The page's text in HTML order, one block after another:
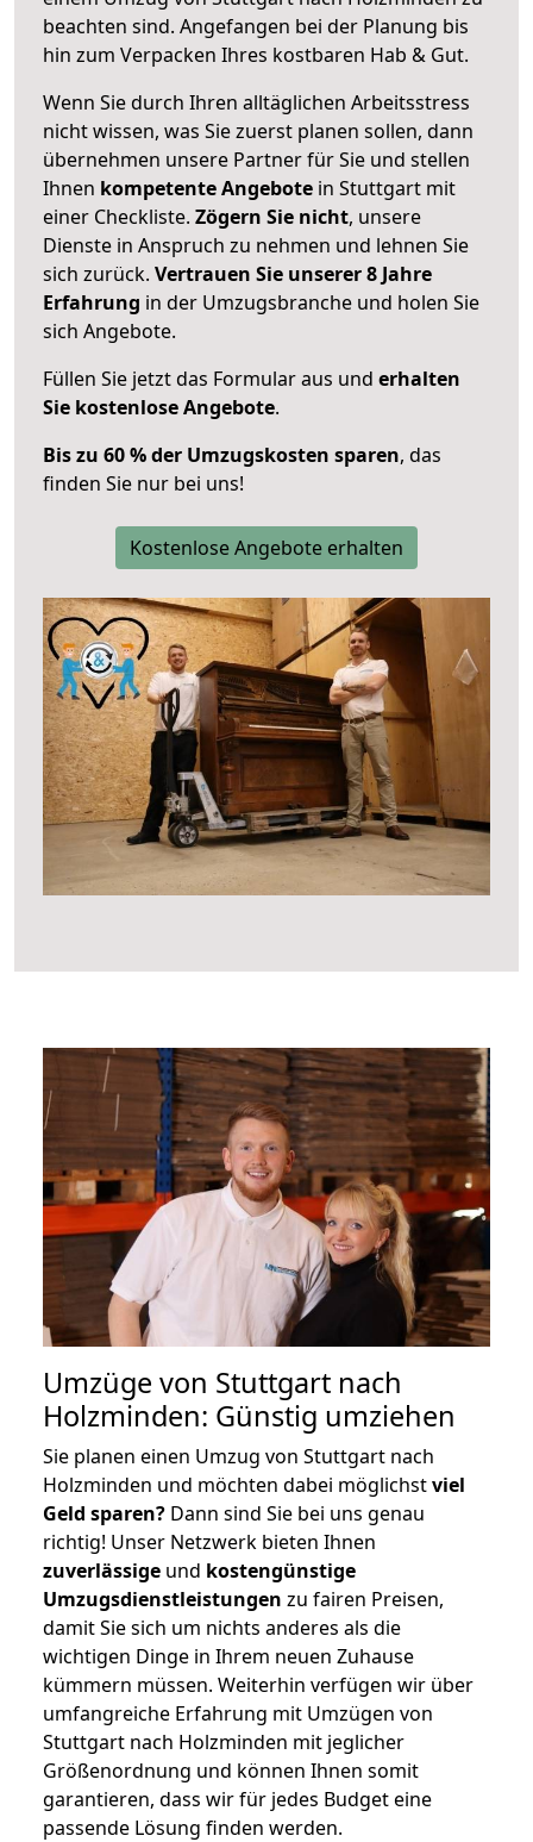
beachten sind. Angefangen bei der Planung bis
hin zum Verpacken Ihres kostbaren Hab & Gut.
Wenn Sie durch Ihren alltäglichen Arbeitsstress
nicht wissen, was Sie zuerst planen sollen, dann
übernehmen unsere Partner für Sie und stellen
Ihnen kompetente Angebote in Stuttgart mit
einer Checkliste. Zögern Sie nicht, unsere
Dienste in Anspruch zu nehmen und lehnen Sie
sich zurück. Vertrauen Sie unserer 8 Jahre
Erfahrung in der Umzugsbranche und holen Sie
sich Angebote.
Füllen Sie jetzt das Formular aus und erhalten
Sie kostenlose Angebote.
Bis zu 60 % der Umzugskosten sparen, das
finden Sie nur bei uns!
Kostenlose Angebote erhalten
Umzüge von Stuttgart nach
Holzminden: Günstig umziehen
Sie planen einen Umzug von Stuttgart nach
Holzminden und möchten dabei möglichstviel
Geld sparen? Dann sind Sie bei uns genau
richtig! Unser Netzwerk bieten Ihnen
zuverlässige und kostengünstige
Umzugsdienstleistungen zu fairen Preisen,
damit Sie sich um nichts anderes als die
wichtigen Dinge in Ihrem neuen Zuhause
kümmern müssen. Weiterhin verfügen wir über
umfangreiche Erfahrung mit Umzügen von
Stuttgart nach Holzminden mit jeglicher
Größenordnung und können Ihnen somit
garantieren, dass wir für jedes Budget eine
passende Lösung finden werden.